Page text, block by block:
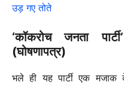
उड़ गए तोते
‘कॉकरोच जनता
(घोषणापत्र)
भले ही यह पार्टी एक